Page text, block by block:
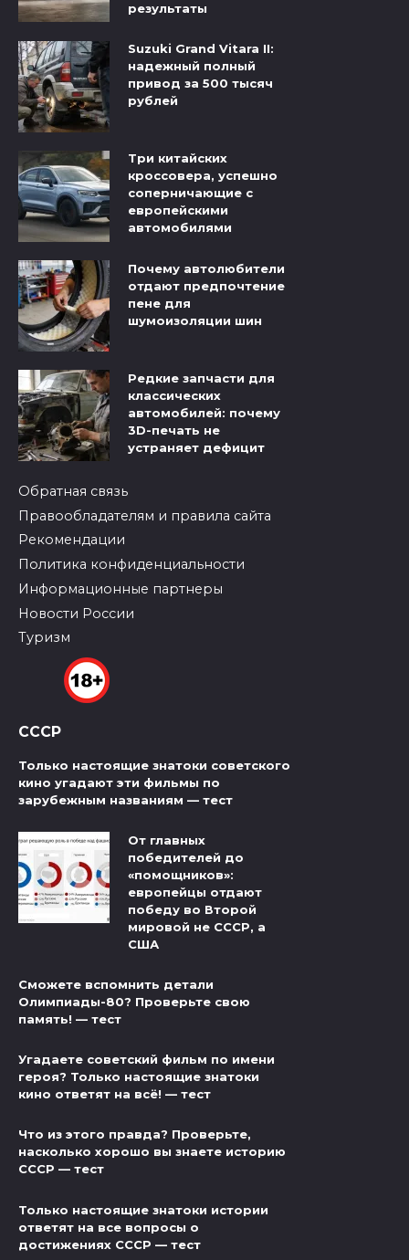
результаты
Suzuki Grand Vitara II:
надежный полный
привод за 500 тысяч
рублей
Три китайских
кроссовера, успешно
соперничающие с
европейскими
автомобилями
Почему автолюбители
отдают предпочтение
пене для
шумоизоляции шин
Редкие запчасти для
классических
автомобилей: почему
3D-печать не
устраняет дефицит
Обратная связь
Правообладателям и правила сайта
Рекомендации
Политика конфиденциальности
Информационные партнеры
Новости России
Туризм
СССР
Только настоящие знатоки советского
кино угадают эти фильмы по
зарубежным названиям — тест
От главных
победителей до
«помощников»:
европейцы отдают
победу во Второй
мировой не СССР, а
США
Сможете вспомнить детали
Олимпиады-80? Проверьте свою
память! — тест
Угадаете советский фильм по имени
героя? Только настоящие знатоки
кино ответят на всё! — тест
Что из этого правда? Проверьте,
насколько хорошо вы знаете историю
СССР — тест
Только настоящие знатоки истории
ответят на все вопросы о
достижениях СССР — тест